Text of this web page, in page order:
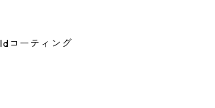
コーティング